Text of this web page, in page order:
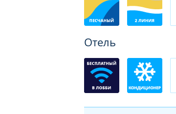
Отель